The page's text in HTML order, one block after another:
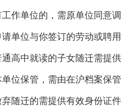
工作单位的，需原单位同意调
单位与你签订的劳动或聘用
高中就读的子女随迁需提供
位保管，需由在沪档案保管
随迁的需提供有效身份证件